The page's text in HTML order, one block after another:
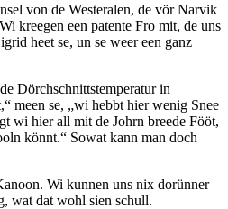
von de Westeralen, de vör Narvik
kreegen een patente Fro mit, de uns
heet se, un se weer een ganz
Dörchschnittstemperatur in
meen se,
wi hebbt hier wenig Snee
wi hier all mit de Johrn breede Fööt,
könnt.
Sowat kann man doch
Wi kunnen uns nix dorünner
wat dat wohl sien schull.